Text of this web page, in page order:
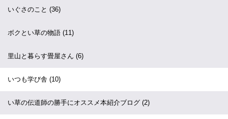
いぐさのこと (36)
ボクとい草の物語 (11)
里山と暮らす畳屋さん (6)
いつも学び舎 (10)
い草の伝道師の勝手にオススメ本紹介ブログ (2)